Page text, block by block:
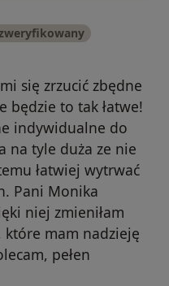
się zrzucić zbędne
będzie to tak łatwe!
indywidualne do
na tyle duża ze nie
łatwiej wytrwać
Pani Monika
niej zmieniłam
mam nadzieję
pełen